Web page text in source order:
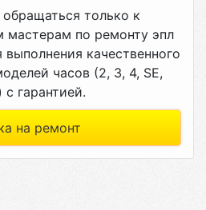
только к
мастерам по ремонту эпл
выполнения качественного
часов (2, 3, 4, SE,
с гарантией.
на ремонт